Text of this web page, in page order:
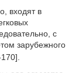
входят в
с
зарубежного